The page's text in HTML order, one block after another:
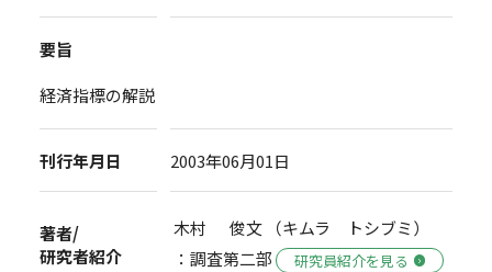
要旨
経済指標の解説
刊行年月日 2003年06月01日
著者/
研究者紹介
木村 俊文 （キムラ トシブミ）
：調査第二部
研究員紹介を見る